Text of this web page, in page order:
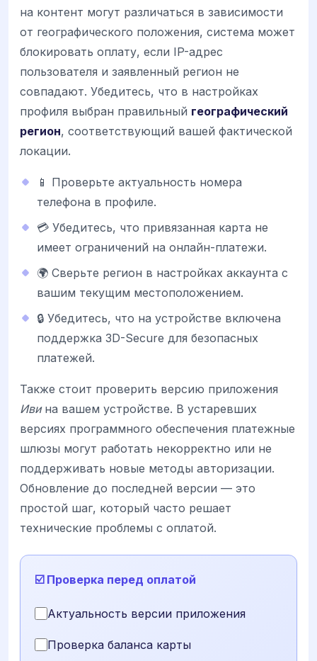
на контент могут различаться в зависимости
от географического положения, система может
блокировать оплату, если IP-адрес
пользователя и заявленный регион не
совпадают. Убедитесь, что в настройках
профиля выбран правильный географический
регион, соответствующий вашей фактической
локации.
📱 Проверьте актуальность номера
телефона в профиле.
💳 Убедитесь, что привязанная карта не
имеет ограничений на онлайн-платежи.
🌍 Сверьте регион в настройках аккаунта с
вашим текущим местоположением.
🔒 Убедитесь, что на устройстве включена
поддержка 3D-Secure для безопасных
платежей.
Также стоит проверить версию приложения
Ивина вашем устройстве. В устаревших
версиях программного обеспечения платежные
шлюзы могут работать некорректно или не
поддерживать новые методы авторизации.
Обновление до последней версии — это
простой шаг, который часто решает
технические проблемы с оплатой.
☑️ Проверка перед оплатой
Актуальность версии приложения
Проверка баланса карты